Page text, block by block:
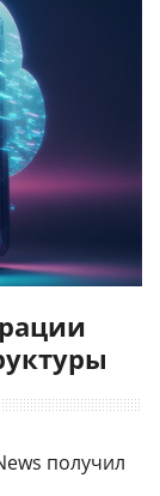
получил